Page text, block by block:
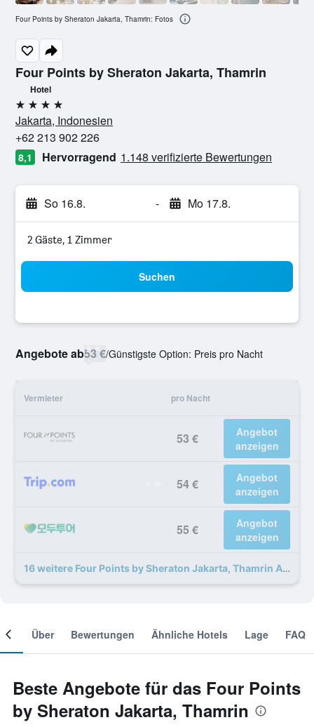
Four Points by Sheraton Jakarta, Thamrin
Hotel
4 Sterne
Jakarta, Indonesien
+62 213 902 226
8,1 Hervorragend 1.148 verifizierte Bewertungen
So 16.8. - Mo 17.8.
2 Gäste, 1 Zimmer
Suchen
Angebote ab53 €/Günstigste Option: Preis pro Nacht
Vermieter pro Nacht
53 €
Angebot
anzeigen
54 €
Angebot
anzeigen
55 €
Angebot
anzeigen
16 weitere Four Points by Sheraton Jakarta, Thamrin Angebote
Four Points by Sheraton Jakarta, Thamrin: Fotos
Über Bewertungen Ähnliche Hotels Lage FAQ
Beste Angebote für das Four Points
by Sheraton Jakarta, Thamrin